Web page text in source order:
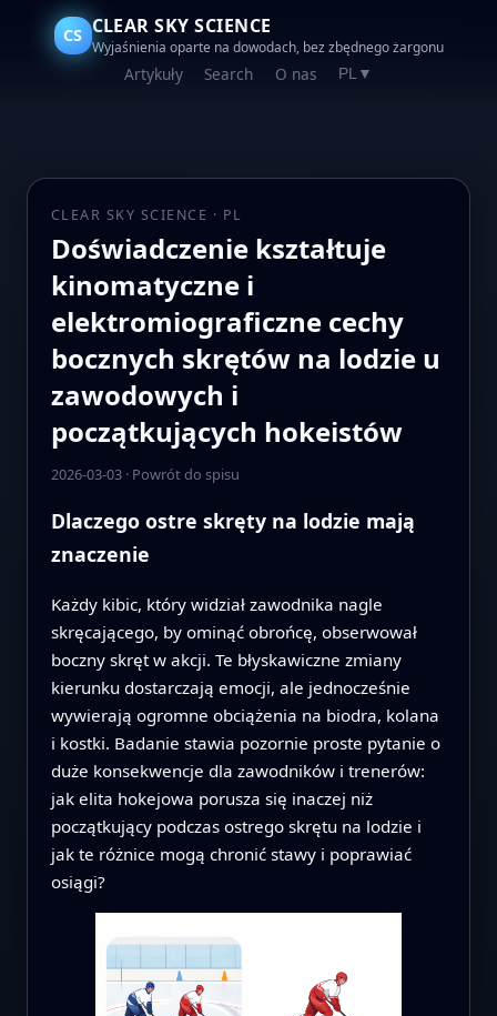
CS CLEAR SKY SCIENCE
Wyjaśnienia oparte na dowodach, bez zbędnego żargonu
Artykuły Search O nas PL▼
CLEAR SKY SCIENCE · PL
Doświadczenie kształtuje
kinomatyczne i
elektromiograficzne cechy
bocznych skrętów na lodzie u
zawodowych i
początkujących hokeistów
2026-03-03· Powrót do spisu
Dlaczego ostre skręty na lodzie mają
znaczenie
Każdy kibic, który widział zawodnika nagle
skręcającego, by ominąć obrońcę, obserwował
boczny skręt w akcji. Te błyskawiczne zmiany
kierunku dostarczają emocji, ale jednocześnie
wywierają ogromne obciążenia na biodra, kolana
i kostki. Badanie stawia pozornie proste pytanie o
duże konsekwencje dla zawodników i trenerów:
jak elita hokejowa porusza się inaczej niż
początkujący podczas ostrego skrętu na lodzie i
jak te różnice mogą chronić stawy i poprawiać
osiągi?